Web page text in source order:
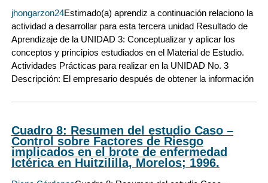
jhongarzon24Estimado(a) aprendiz a continuación relaciono la
actividad a desarrollar para esta tercera unidad Resultado de
Aprendizaje de la UNIDAD 3: Conceptualizar y aplicar los
conceptos y principios estudiados en el Material de Estudio.
Actividades Prácticas para realizar en la UNIDAD No. 3
Descripción: El empresario después de obtener la información
Cuadro 8: Resumen del estudio Caso –
Control sobre Factores de Riesgo
implicados en el brote de enfermedad
Ictérica en Huitzililla, Morelos; 1996.